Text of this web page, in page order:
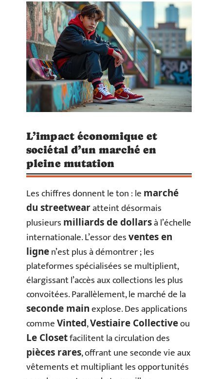
L’impact économique et
sociétal d’un marché en
pleine mutation
Les chiffres donnent le ton : le marché
du streetwearatteint désormais
plusieurs milliards de dollarsà l’échelle
internationale. L’essor desventes en
lignen’est plus à démontrer ; les
plateformes spécialisées se multiplient,
élargissant l’accès aux collections les plus
convoitées. Parallèlement, le marché de la
seconde mainexplose. Des applications
commeVinted,Vestiaire Collectiveou
Le Closetfacilitent la circulation des
pièces rares, offrant une seconde vie aux
vêtements et multipliant les opportunités